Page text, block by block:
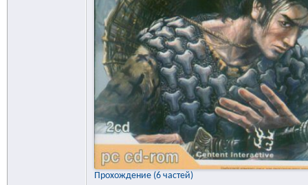
Прохождение (6 частей)